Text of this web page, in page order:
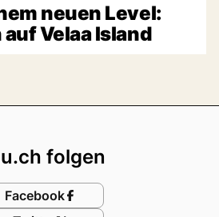
neuen Level:
Velaa Island
folgen
Facebook